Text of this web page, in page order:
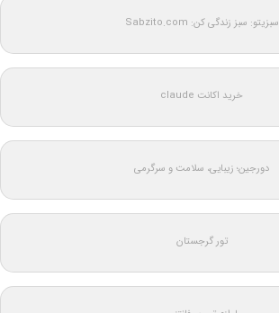
سبزیتو: سبز زندگی کن: Sabzito.com
خرید اکانت claude
دورجین؛ زیبایی، سلامت و سرگرمی
تور گرجستان